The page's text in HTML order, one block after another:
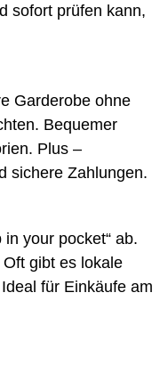
sofort prüfen kann,
Garderobe ohne
Bequemer
Plus –
sichere Zahlungen.
your pocket“ ab.
gibt es lokale
für Einkäufe am